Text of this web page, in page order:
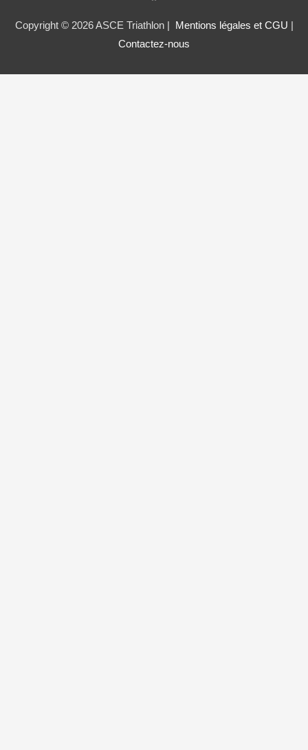
Copyright © 2026 ASCE Triathlon | Mentions légales et CGU
Contactez-nous